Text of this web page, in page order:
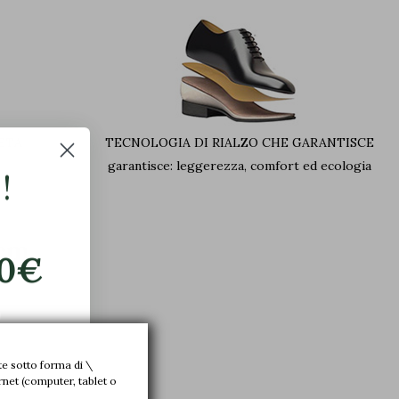
TECNOLOGIA DI RIALZO CHE GARANTISCE
garantisce: leggerezza, comfort ed ecologia
sotto forma di \
(computer, tablet o